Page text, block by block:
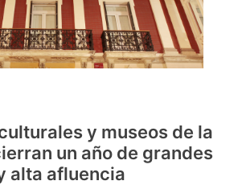
y museos de la
un año de grandes
alta afluencia